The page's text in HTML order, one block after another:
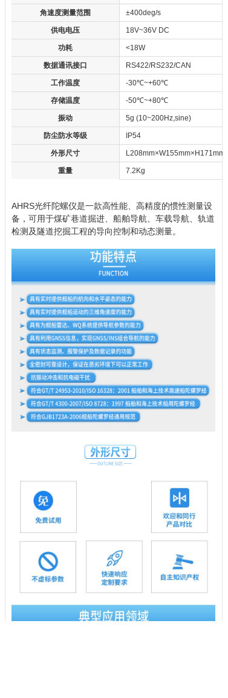
角速度测量范围 ±400deg/s
供电电压 18V~36V DC
功耗 <18W
数据通讯接口 RS422/RS232/CAN
工作温度 -30℃~+60℃
存储温度 -50℃~+80℃
振动 5g (10~200Hz,sine)
防尘防水等级 IP54
外形尺寸 L208mm×W155mm×H171mm
重量 7.2Kg
AHRS光纤陀螺仪是一款高性能、高精度的惯性测量设
备，可用于煤矿巷道掘进、船舶导航、车载导航、轨道
检测及隧道挖掘工程的导向控制和动态测量。